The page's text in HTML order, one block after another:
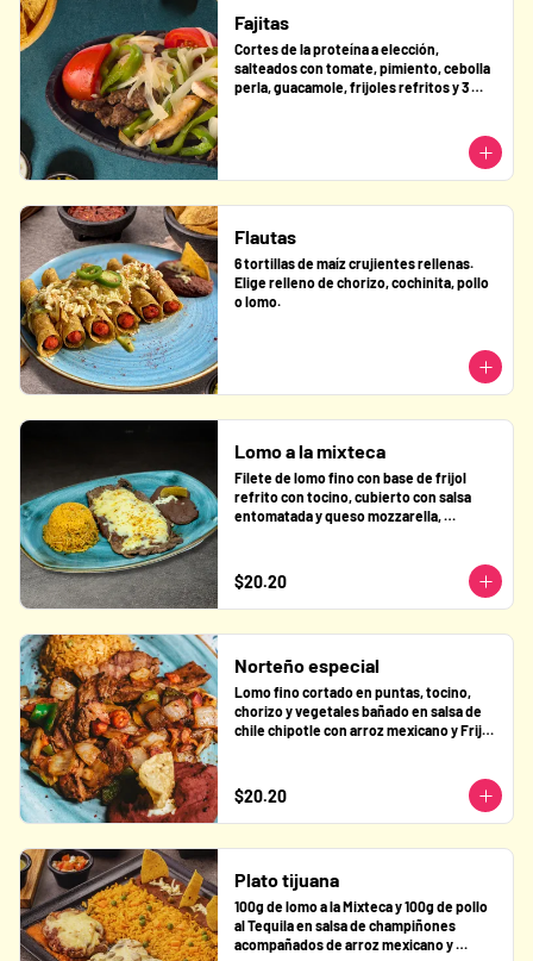
Fajitas
Cortes de la proteína a elección,
salteados con tomate, pimiento, cebolla
perla, guacamole, frijoles refritos y 3
Flautas
6 tortillas de maíz crujientes rellenas.
Elige relleno de chorizo, cochinita, pollo
o lomo.
Lomo a la mixteca
Filete de lomo fino con base de frijol
refrito con tocino, cubierto con salsa
entomatada y queso mozzarella,
$20.20
Norteño especial
Lomo fino cortado en puntas, tocino,
chorizo y vegetales bañado en salsa de
chile chipotle con arroz mexicano y Frijol
$20.20
Plato tijuana
100g de lomo a la Mixteca y 100g de pollo
al Tequila en salsa de champiñones
acompañados de arroz mexicano y